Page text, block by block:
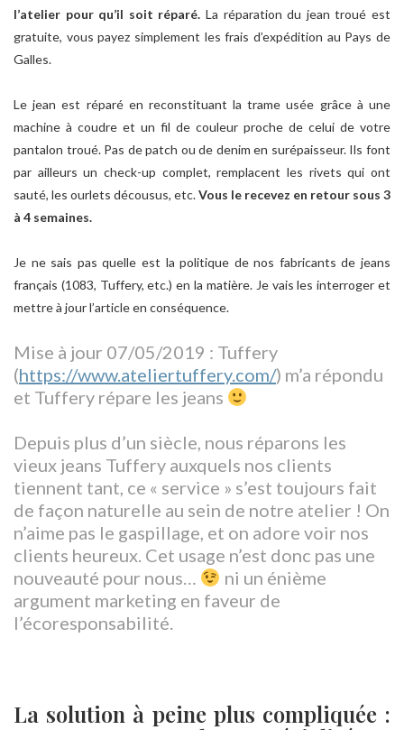
l’atelier pour qu’il soit réparé. La réparation du jean troué est
gratuite, vous payez simplement les frais d’expédition au Pays de
Galles.
Le jean est réparé en reconstituant la trame usée grâce à une
machine à coudre et un fil de couleur proche de celui de votre
pantalon troué. Pas de patch ou de denim en surépaisseur. Ils font
par ailleurs un check-up complet, remplacent les rivets qui ont
sauté, les ourlets décousus, etc.Vous le recevez en retour sous 3
à 4 semaines.
Je ne sais pas quelle est la politique de nos fabricants de jeans
français (1083, Tuffery, etc.) en la matière. Je vais les interroger et
mettre à jour l’article en conséquence.
Mise à jour 07/05/2019 : Tuffery
(https://www.ateliertuffery.com/) m’a répondu
et Tuffery répare les jeans
Depuis plus d’un siècle, nous réparons les
vieux jeans Tuffery auxquels nos clients
tiennent tant, ce « service » s’est toujours fait
de façon naturelle au sein de notre atelier ! On
n’aime pas le gaspillage, et on adore voir nos
clients heureux. Cet usage n’est donc pas une
nouveauté pour nous…
ni un énième
argument marketing en faveur de
l’écoresponsabilité.
La solution à peine plus compliquée :